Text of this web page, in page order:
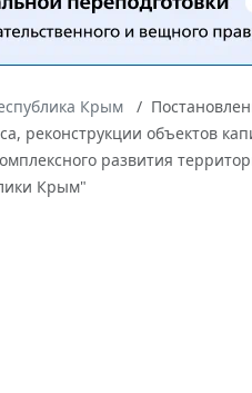
Крым
объектов
развития
Крым"